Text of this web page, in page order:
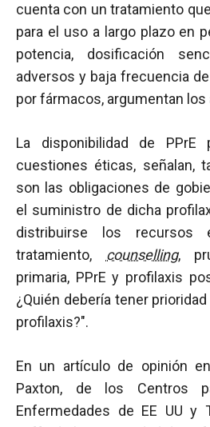
cuenta con un tratamiento
para el uso a largo plazo en
potencia, dosificación
adversos y baja frecuencia de
por fármacos, argumentan los
La disponibilidad de PPrE
cuestiones éticas, señalan,
son las obligaciones de
el suministro de dicha
distribuirse los recursos
tratamiento, counselling,
primaria, PPrE y profilaxis
¿Quién debería tener
profilaxis?".
En un artículo de opinión en
Paxton, de los Centros
Enfermedades de EE UU y